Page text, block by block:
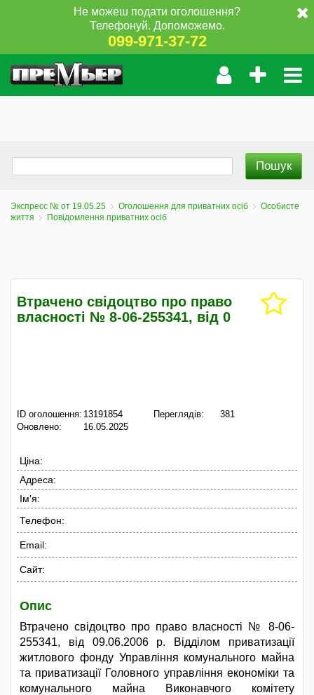
Не можеш подати оголошення?
Телефонуй. Допоможемо.
099-971-37-72
Экспресс № от 19.05.25 Оголошення для приватних осіб
Особисте
життя
Повідомлення приватних осіб
Втрачено свідоцтво про право
власності № 8-06-255341, від 0
ID оголошення: 13191854
Оновлено:
16.05.2025
Переглядів: 381
Ціна:
Адреса:
Ім'я:
Телефон:
Email:
Сайт:
Опис
Втрачено свідоцтво про право власності № 8-06-
255341, від 09.06.2006 р. Відділом приватизації
житлового фонду Управління комунального майна
та приватизації Головного управління економіки та
комунального майна Виконавчого комітету